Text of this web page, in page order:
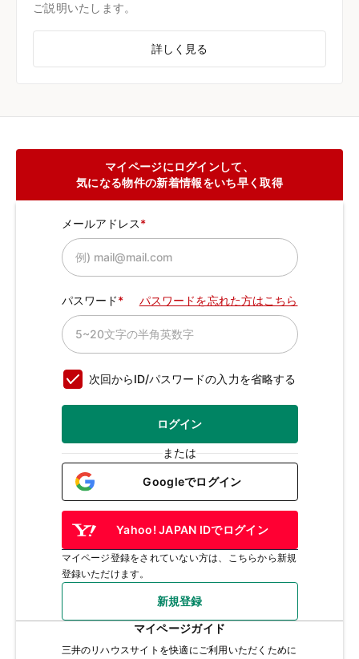
ご説明いたします。
詳しく見る
マイページにログインして、
気になる物件の新着情報をいち早く取得
メールアドレス
パスワード パスワードを忘れた方はこちら
次回からID/パスワードの入力を省略する
ログイン
または
Googleでログイン
Yahoo! JAPAN IDでログイン
マイページ登録をされていない方は、こちらから新規
登録いただけます。
新規登録
マイページガイド
三井のリハウスサイトを快適にご利用いただくために